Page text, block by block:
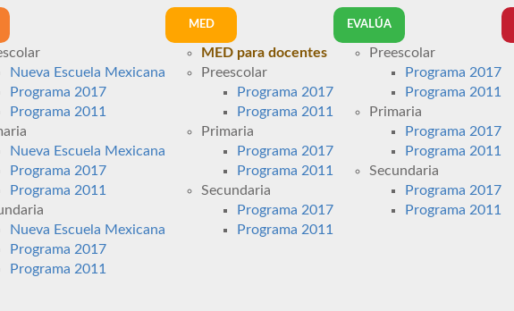
Nueva Escuela Mexicana
Programa 2017
Programa 2011
Nueva Escuela Mexicana
Programa 2017
Programa 2011
Nueva Escuela Mexicana
Programa 2017
Programa 2011
MED
MED para docentes
Preescolar
Programa 2017
Programa 2011
Primaria
Programa 2017
Programa 2011
Secundaria
Programa 2017
Programa 2011
EVALÚA
Preescolar
Programa 2017
Programa 2011
Primaria
Programa 2017
Programa 2011
Secundaria
Programa 2017
Programa 2011